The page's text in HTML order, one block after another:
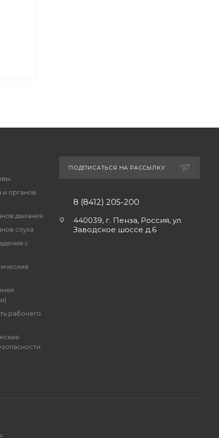
и органов
дыхания
слуха
с
рабочего
ПОДПИСАТЬСЯ НА РАССЫЛКУ
8 (8412) 205-200
440039, г. Пенза, Россия, ул.
Заводское шоссе д.6